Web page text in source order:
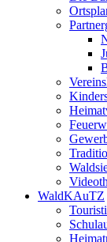
WaldKAuTZ